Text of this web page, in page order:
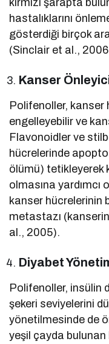
hastalıklarını
gösterdiği birçok
(Sinclair et al.,
Kanser
Polifenoller, kanser
engelleyebilir ve
Flavonoidler ve
hücrelerinde
ölümü) tetikleyerek
olmasına yardımcı
kanser hücrelerinin
metastazı
al., 2005).
Diyabet
Polifenoller, insülin
şekeri seviyelerini
yönetilmesinde de
yeşil çayda bulunan